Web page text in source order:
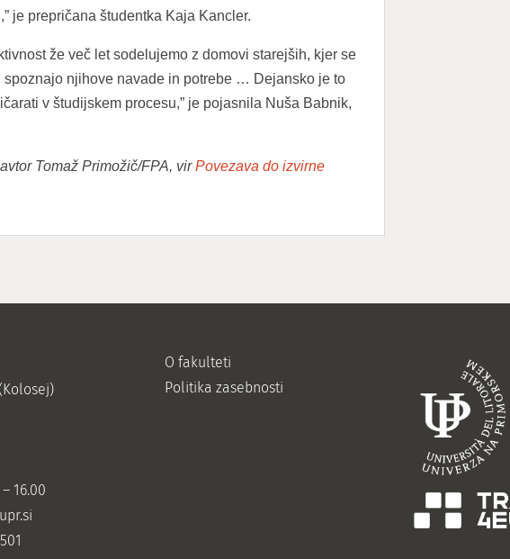
je prepričana študentka Kaja Kancler.
že več let sodelujemo z domovi starejših, kjer se
spoznajo njihove navade in potrebe … Dejansko je to
v študijskem procesu,” je pojasnila Nuša Babnik,
Tomaž Primožič/FPA, virPovezava do izvirne
16.00
O fakulteti
Politika zasebnosti